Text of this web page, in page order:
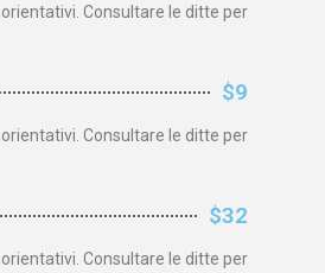
Consultare le ditte per
$9
Consultare le ditte per
$32
Consultare le ditte per